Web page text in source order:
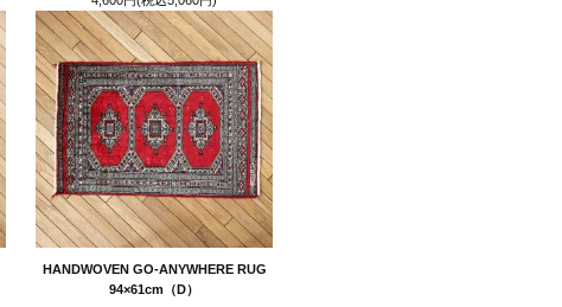
HANDWOVEN GO-ANYWHERE RUG
94×61cm（D）